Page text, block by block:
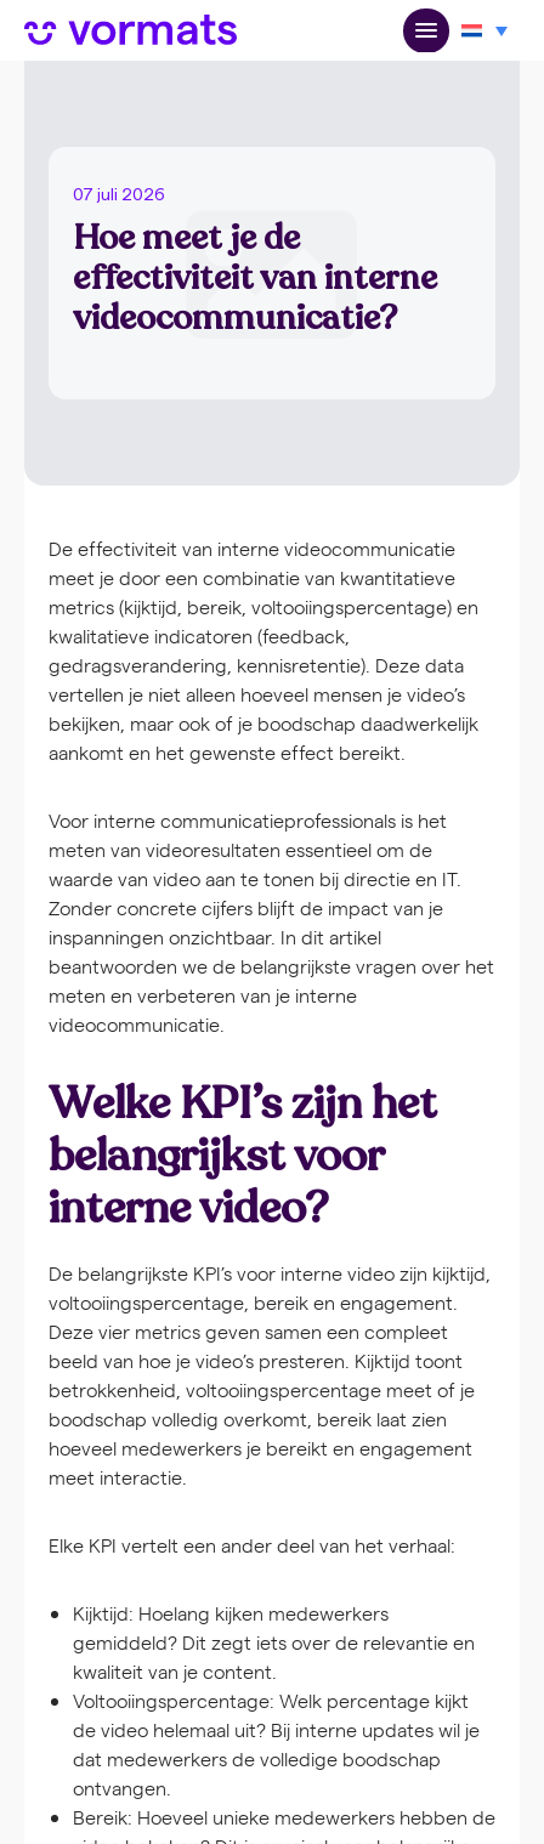
07 juli 2026
Hoe meet je de
effectiviteit van interne
videocommunicatie?
De effectiviteit van interne videocommunicatie
meet je door een combinatie van kwantitatieve
metrics (kijktijd, bereik, voltooiingspercentage) en
kwalitatieve indicatoren (feedback,
gedragsverandering, kennisretentie). Deze data
vertellen je niet alleen hoeveel mensen je video’s
bekijken, maar ook of je boodschap daadwerkelijk
aankomt en het gewenste effect bereikt.
Voor interne communicatieprofessionals is het
meten van videoresultaten essentieel om de
waarde van video aan te tonen bij directie en IT.
Zonder concrete cijfers blijft de impact van je
inspanningen onzichtbaar. In dit artikel
beantwoorden we de belangrijkste vragen over het
meten en verbeteren van je interne
videocommunicatie.
Welke KPI’s zijn het
belangrijkst voor
interne video?
De belangrijkste KPI’s voor interne video zijn kijktijd,
voltooiingspercentage, bereik en engagement.
Deze vier metrics geven samen een compleet
beeld van hoe je video’s presteren. Kijktijd toont
betrokkenheid, voltooiingspercentage meet of je
boodschap volledig overkomt, bereik laat zien
hoeveel medewerkers je bereikt en engagement
meet interactie.
Elke KPI vertelt een ander deel van het verhaal:
Kijktijd: Hoelang kijken medewerkers
gemiddeld? Dit zegt iets over de relevantie en
kwaliteit van je content.
Voltooiingspercentage: Welk percentage kijkt
de video helemaal uit? Bij interne updates wil je
dat medewerkers de volledige boodschap
ontvangen.
Bereik: Hoeveel unieke medewerkers hebben de